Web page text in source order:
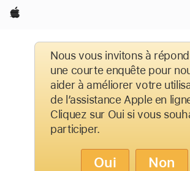
Apple
Nous vous invitons à
une courte enquête pour
aider à améliorer votre
de l’assistance Apple en
Cliquez sur Oui si vous
participer.
Oui Non